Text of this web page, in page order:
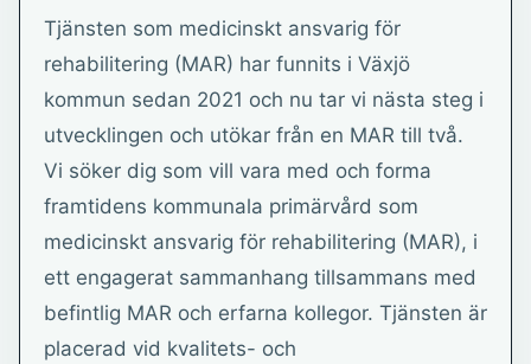
Tjänsten som medicinskt ansvarig för
rehabilitering (MAR) har funnits i Växjö
kommun sedan 2021 och nu tar vi nästa steg i
utvecklingen och utökar från en MAR till två.
Vi söker dig som vill vara med och forma
framtidens kommunala primärvård som
medicinskt ansvarig för rehabilitering (MAR), i
ett engagerat sammanhang tillsammans med
befintlig MAR och erfarna kollegor. Tjänsten är
placerad vid kvalitets- och